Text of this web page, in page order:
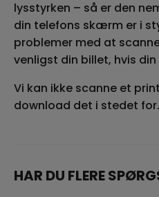
lysstyrken – så er den
din telefons skærm er i
problemer med at
venligst din billet, hvis
Vi kan ikke scanne et
download det i stedet for.
HAR DU FLERE